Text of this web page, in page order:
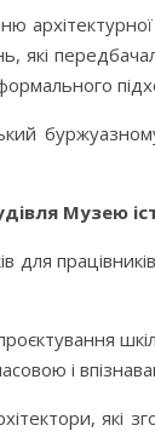
які
Музею
для
і
які